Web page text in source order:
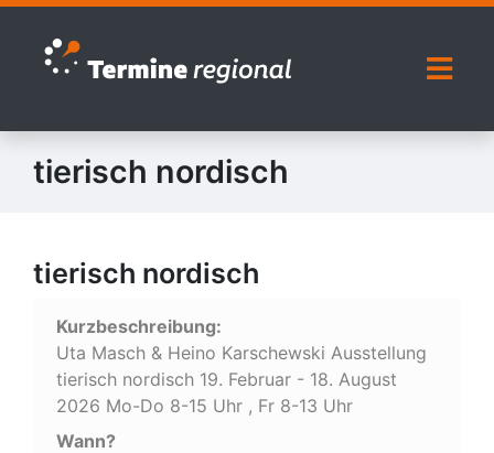
Zur Navigation springen
Zum Inhalt springen
tierisch nordisch
tierisch nordisch
Kurzbeschreibung:
Uta Masch & Heino Karschewski Ausstellung
tierisch nordisch 19. Februar - 18. August
2026 Mo-Do 8-15 Uhr , Fr 8-13 Uhr
Wann?